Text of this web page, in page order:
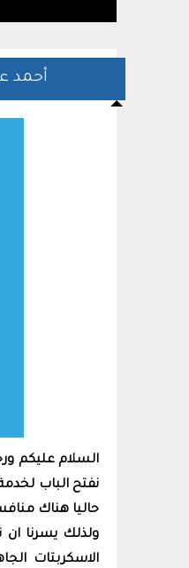
أحمد
السلام عليكم
نفتح الباب
حاليا هناك
ولذلك يسرنا
الاسكربتات